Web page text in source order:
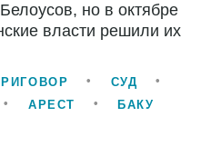
но в октябре
власти решили их
СУД
АРЕСТ БАКУ